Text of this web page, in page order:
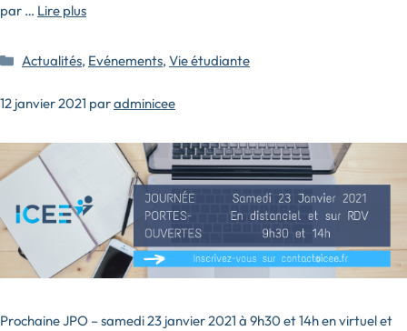
par … Lire plus
Catégories
Actualités, Evénements, Vie étudiante
12 janvier 2021 paradminicee
Prochaine JPO – samedi 23 janvier 2021 à 9h30 et 14h en virtuel et